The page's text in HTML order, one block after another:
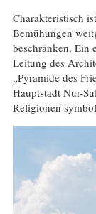
Charakteristisch
Bemühungen
beschränken. Ein
Leitung des
„Pyramide des
Hauptstadt Nur-
Religionen